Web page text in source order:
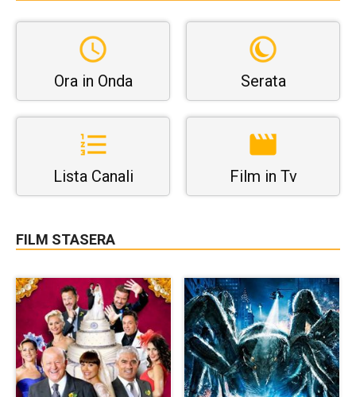
Ora in Onda Serata
Lista Canali Film in Tv
FILM STASERA